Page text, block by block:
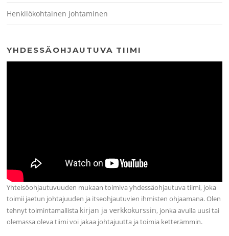
Henkilökohtainen johtaminen
YHDESSÄOHJAUTUVA TIIMI
Yhteisöohjautuvuuden mukaan toimiva yhdessäohjautuva tiimi, joka
toimii jaetun johtajuuden ja itseohjautuvien ihmisten ohjaamana. Olen
tehnyt toimintamallista kirjan ja verkkokurssin, jonka avulla uusi tai
olemassa oleva tiimi voi jakaa johtajuutta ja toimia ketterämmin.